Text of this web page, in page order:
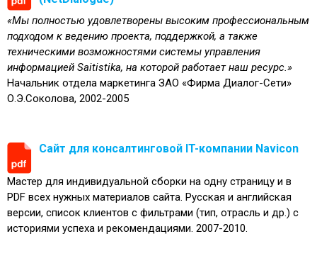
«Мы полностью удовлетворены высоким профессиональным
подходом к ведению проекта, поддержкой, а также
техническими возможностями системы управления
информацией Saitistika, на которой работает наш ресурс.»
Начальник отдела маркетинга ЗАО «Фирма Диалог-Сети»
О.Э.Соколова, 2002-2005
Сайт для консалтинговой IT-компании Navicon
Мастер для индивидуальной сборки на одну страницу и в
PDF всех нужных материалов сайта. Русская и английская
версии, список клиентов с фильтрами (тип, отрасль и др.) с
историями успеха и рекомендациями. 2007-2010.